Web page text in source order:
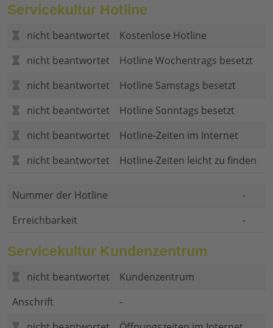
Servicekultur Hotline
nicht beantwortet
Kostenlose Hotline
nicht beantwortet
Hotline Wochentrags besetzt
nicht beantwortet
Hotline Samstags besetzt
nicht beantwortet
Hotline Sonntags besetzt
nicht beantwortet
Hotline-Zeiten im Internet
nicht beantwortet
Hotline-Zeiten leicht zu finden
Nummer der Hotline
-
Erreichbarkeit
-
Servicekultur Kundenzentrum
nicht beantwortet
Kundenzentrum
Anschrift
-